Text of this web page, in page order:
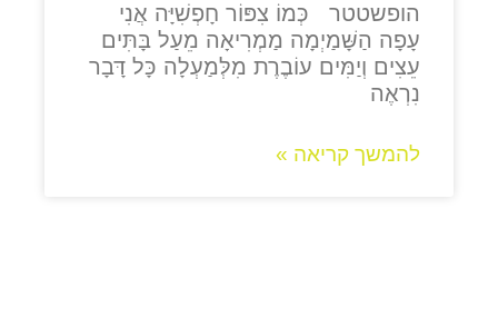
הופשטטר כְּמוֹ צִפּוֹר חָפְשִׁיָּה אֲנִי
עָפָה הַשָּׁמַיְמָה מַמְרִיאָה מֵעַל בָּתִּים
עֵצִים וְיַמִּים עוֹבֶרֶת מִלְּמַעְלָה כָּל דָּבָר
נִרְאֶה
להמשך קריאה »